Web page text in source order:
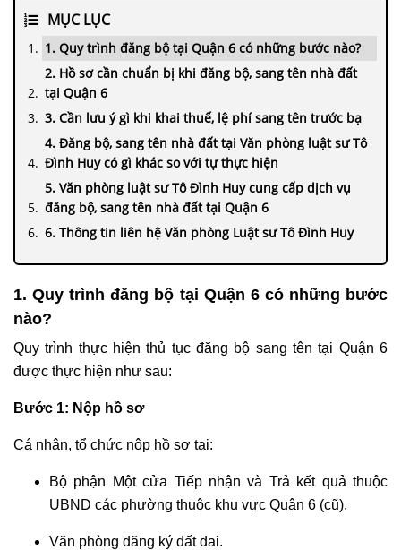
MỤC LỤC
1. Quy trình đăng bộ tại Quận 6 có những bước nào?
2. Hồ sơ cần chuẩn bị khi đăng bộ, sang tên nhà đất
tại Quận 6
3. Cần lưu ý gì khi khai thuế, lệ phí sang tên trước bạ
4. Đăng bộ, sang tên nhà đất tại Văn phòng luật sư Tô
Đình Huy có gì khác so với tự thực hiện
5. Văn phòng luật sư Tô Đình Huy cung cấp dịch vụ
đăng bộ, sang tên nhà đất tại Quận 6
6. Thông tin liên hệ Văn phòng Luật sư Tô Đình Huy
1. Quy trình đăng bộ tại Quận 6 có những bước
nào?
Quy trình thực hiện thủ tục đăng bộ sang tên tại Quận 6
được thực hiện như sau:
Bước 1: Nộp hồ sơ
Cá nhân, tổ chức nộp hồ sơ tại:
Bộ phận Một cửa Tiếp nhận và Trả kết quả thuộc
UBND các phường thuộc khu vực Quận 6 (cũ).
Văn phòng đăng ký đất đai.